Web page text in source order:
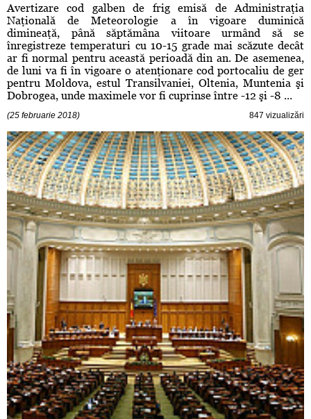
Avertizare cod galben de frig emisă de Administraţia
Naţională de Meteorologie a în vigoare duminică
dimineaţă, până săptămâna viitoare urmând să se
înregistreze temperaturi cu 10-15 grade mai scăzute decât
ar fi normal pentru această perioadă din an. De asemenea,
de luni va fi în vigoare o atenţionare cod portocaliu de ger
pentru Moldova, estul Transilvaniei, Oltenia, Muntenia şi
Dobrogea, unde maximele vor fi cuprinse între -12 şi -8 ...
(25 februarie 2018) 847 vizualizări